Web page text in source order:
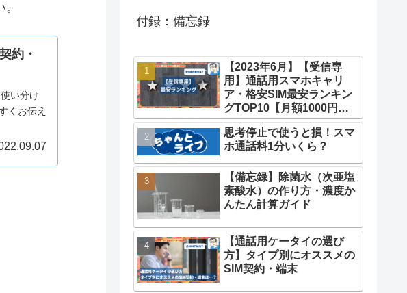
約・
い分け
くお伝え
付録：備忘録
【2023年6月】【受信専
用】通話用スマホキャリ
ア・格安SIM最安ランキン
グTOP10【月額1000円未
満】
思考停止で使うと損！スマ
ホ通話料1分いくら？
【備忘録】除菌水（次亜塩
素酸水）の作り方・濃度か
んたん計算ガイド
【通話用ケータイの選び
方】タイプ別にオススメの
SIM契約・端末